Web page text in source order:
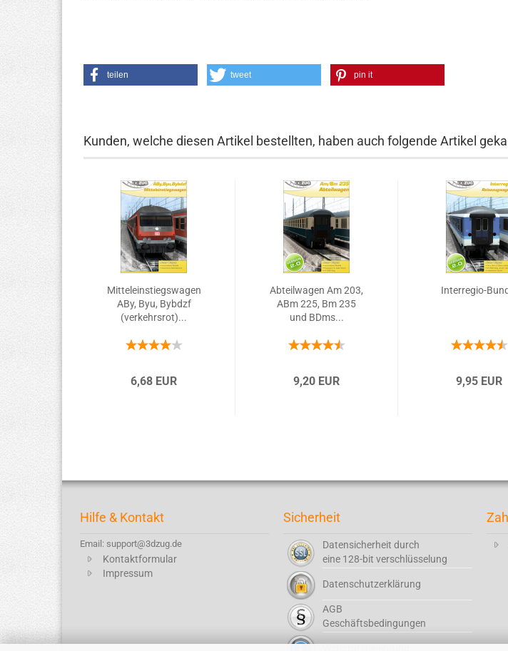
teilen tweet pin it
Kunden, welche diesen Artikel bestellten, haben auch folgende Artikel
Mitteleinstiegswagen
ABy, Byu, Bybdzf
(verkehrsrot)...
6,68 EUR
Abteilwagen Am 203,
ABm 225, Bm 235
und BDms...
9,20 EUR
Interregio-
9,95 EUR
Hilfe & Kontakt
Email: support@3dzug.de
Kontaktformular
Impressum
Sicherheit
Datensicherheit durch
eine 128-bit verschlüsselung
Datenschutzerklärung
AGB
Geschäftsbedingungen